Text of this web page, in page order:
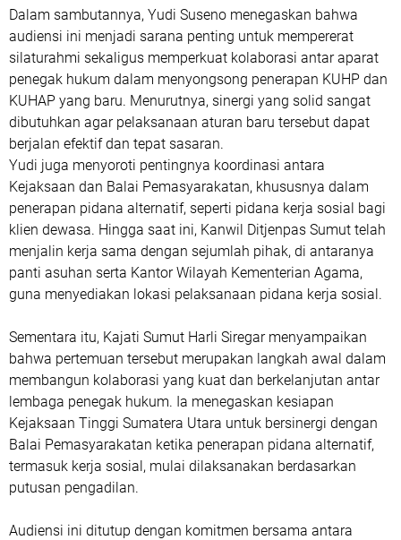
Dalam sambutannya, Yudi Suseno menegaskan bahwa
audiensi ini menjadi sarana penting untuk mempererat
silaturahmi sekaligus memperkuat kolaborasi antar aparat
penegak hukum dalam menyongsong penerapan KUHP dan
KUHAP yang baru. Menurutnya, sinergi yang solid sangat
dibutuhkan agar pelaksanaan aturan baru tersebut dapat
berjalan efektif dan tepat sasaran.
Yudi juga menyoroti pentingnya koordinasi antara
Kejaksaan dan Balai Pemasyarakatan, khususnya dalam
penerapan pidana alternatif, seperti pidana kerja sosial bagi
klien dewasa. Hingga saat ini, Kanwil Ditjenpas Sumut telah
menjalin kerja sama dengan sejumlah pihak, di antaranya
panti asuhan serta Kantor Wilayah Kementerian Agama,
guna menyediakan lokasi pelaksanaan pidana kerja sosial.
Sementara itu, Kajati Sumut Harli Siregar menyampaikan
bahwa pertemuan tersebut merupakan langkah awal dalam
membangun kolaborasi yang kuat dan berkelanjutan antar
lembaga penegak hukum. Ia menegaskan kesiapan
Kejaksaan Tinggi Sumatera Utara untuk bersinergi dengan
Balai Pemasyarakatan ketika penerapan pidana alternatif,
termasuk kerja sosial, mulai dilaksanakan berdasarkan
putusan pengadilan.
Audiensi ini ditutup dengan komitmen bersama antara